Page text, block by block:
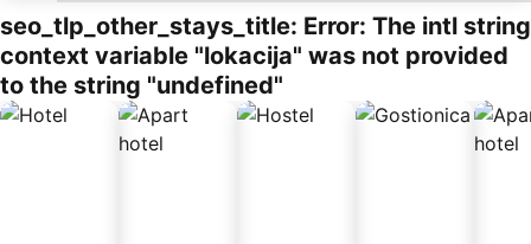
seo_tlp_other_stays_title: Error: The intl string
context variable "lokacija" was not provided
to the string "undefined"